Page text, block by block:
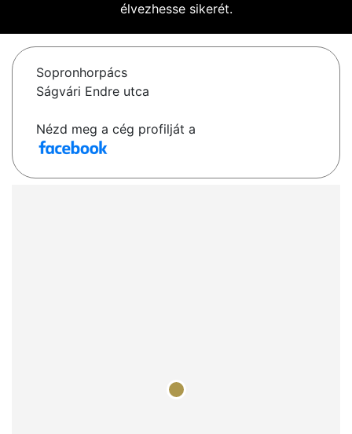
élvezhesse sikerét.
Sopronhorpács
Ságvári Endre utca
Nézd meg a cég profilját a